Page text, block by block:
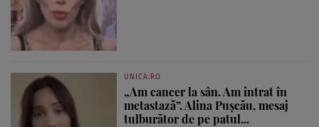
UNICA.RO
„Am cancer la sân. Am intrat în
metastază”. Alina Pușcău, mesaj
tulburător de pe patul...